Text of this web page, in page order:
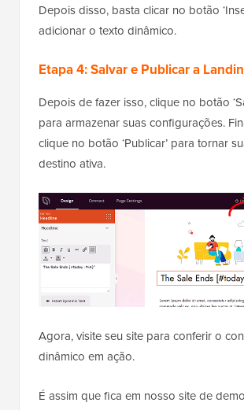
Depois disso, basta clicar no botão
adicionar o texto dinâmico.
Etapa 4: Salvar e Publicar a
Depois de fazer isso, clique no botão
para armazenar suas configurações.
clique no botão ‘Publicar’ para tornar
destino ativa.
Agora, visite seu site para conferir o
dinâmico em ação.
É assim que fica em nosso site de